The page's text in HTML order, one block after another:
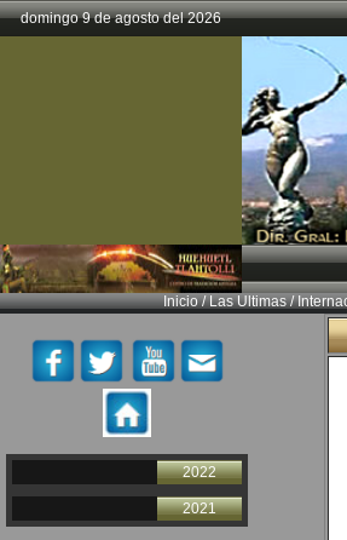
domingo 9 de agosto del 2026
Inicio/Las Ultimas/
2022
2021